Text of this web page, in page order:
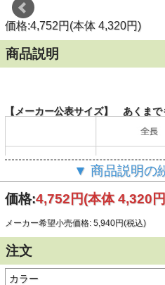
価格:4,752円(本体 4,320円)
商品説明
【メーカー公表サイズ】 あくまで
（単位：cm）
【商品説明】
ネイティブ柄のストラップがアクセ
す。
軽くて丈夫な素材ですっきりとし
ストラップに端を差し込むだけで簡
▼ 商品説明の
価格:4,752円(本体 4,320
メーカー希望小売価格: 5,940円(税込)
注文
カラー